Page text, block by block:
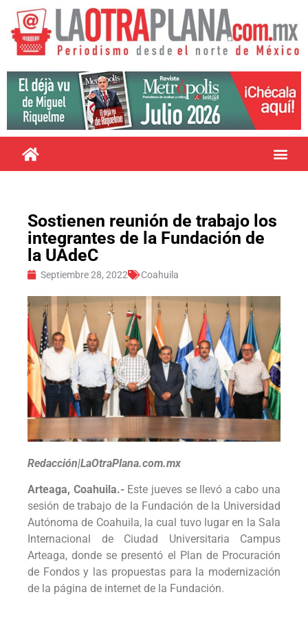
Sostienen reunión de trabajo los
integrantes de la Fundación de
la UAdeC
Septiembre 28, 2022 Coahuila
Redacción|LaOtraPlana.com.mx
Arteaga, Coahuila.-Este jueves se llevó a cabo una
sesión de trabajo de la Fundación de la Universidad
Autónoma de Coahuila, la cual tuvo lugar en la Sala
Internacional de Ciudad Universitaria Campus
Arteaga, donde se presentó el Plan de Procuración
de Fondos y las propuestas para la modernización
de la página de internet de la Fundación.